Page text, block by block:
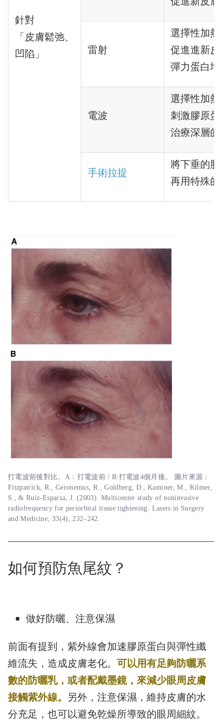
針對
「皮膚鬆弛、
凹陷」
雷射
選擇性加
促進進新
彈力蛋白
電波
選擇性加
刺激膠原
治療深層
手術拉提
將下垂的
再用特殊
打電波前後對比。A：打電波前 / B:打電波4個月後。 圖片來源：
Fitzpatrick, R., Geronemus, R., Goldberg, D., Kaminer, M., Kilmer,
S., & Ruiz-Esparza, J. (2003). Multicenter study of noninvasive
radiofrequency for periorbital tissue tightening. Lasers in Surgery
and Medicine, 33(4), 232–242.
如何預防魚尾紋？
做好防曬、注意保濕
前面有提到，紫外線會加速膠原蛋白與彈性纖
維流失，造成皮膚老化。 可以用有足夠防曬系
數的防曬乳，或者配戴墨鏡，來減少眼周皮膚
接觸紫外線。 另外，注意保濕，維持皮膚的水
分充足，也可以避免乾燥所導致的眼周細紋。